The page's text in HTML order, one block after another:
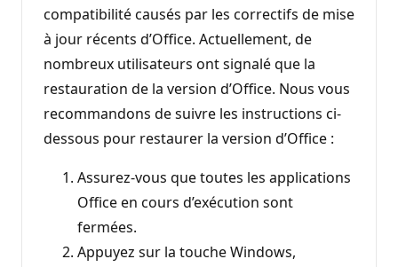
compatibilité causés par les correctifs de mise
à jour récents d’Office. Actuellement, de
nombreux utilisateurs ont signalé que la
restauration de la version d’Office. Nous vous
recommandons de suivre les instructions ci-
dessous pour restaurer la version d’Office :
Assurez-vous que toutes les applications
Office en cours d’exécution sont
fermées.
Appuyez sur la touche Windows,